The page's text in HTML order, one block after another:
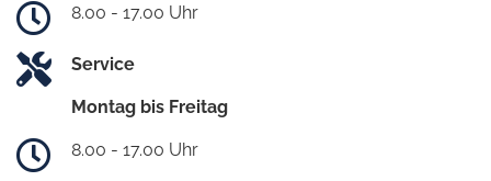
8.00 - 17.00 Uhr
Service
Montag bis Freitag
8.00 - 17.00 Uhr